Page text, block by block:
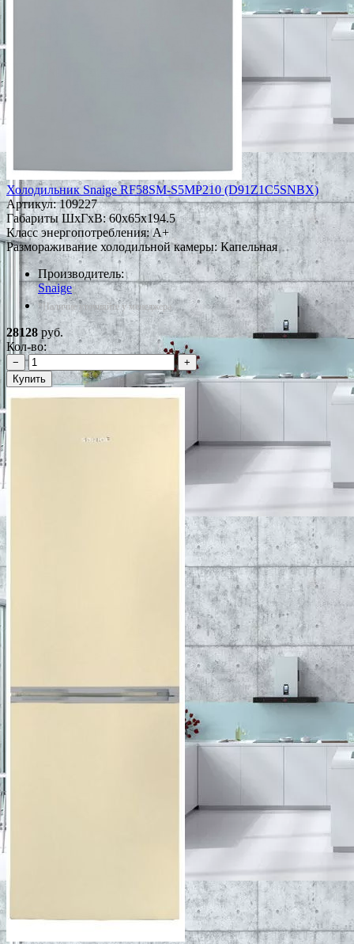
Холодильник Snaige RF58SM-S5MP210 (D91Z1C5SNBX)
Артикул:109227
Габариты ШxГxВ: 60x65x194.5
Класс энергопотребления: A+
Размораживание холодильной камеры: Капельная
Производитель:
Snaige
*Наличие уточняйте у менеджера
28128руб.
Кол-во:
−
+
Купить